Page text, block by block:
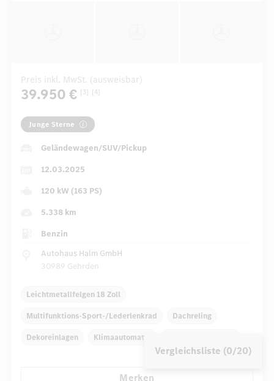
Preis inkl. MwSt. (ausweisbar)
39.950 € [3] [4]
Junge Sterne
Geländewagen/SUV/Pickup
12.03.2025
120 kW (163 PS)
5.338 km
Benzin
Autohaus Halm GmbH
30989 Gehrden
Leichtmetallfelgen 18 Zoll
Multifunktions-Sport-/Lederlenkrad Dachreling
Dekoreinlagen Klimaautomatik
Automatisch abblendender Innenspiegel
Merken
Vergleichsliste (0/20)